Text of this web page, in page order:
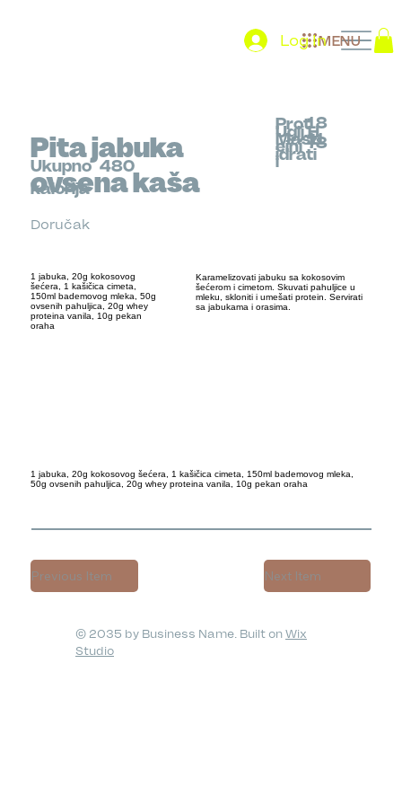
MENU
Log In
Pita jabuka
ovsena kaša
Doručak
Ukupno
kalorija
480
Prot
eini
Uglj.H
idrati
18
Mast
i
78
11
1 jabuka, 20g kokosovog
šećera, 1 kašičica cimeta,
150ml bademovog mleka, 50g
ovsenih pahuljica, 20g whey
proteina vanila, 10g pekan
oraha
Karamelizovati jabuku sa kokosovim
šećerom i cimetom. Skuvati pahuljice u
mleku, skloniti i umešati protein. Servirati
sa jabukama i orasima.
1 jabuka, 20g kokosovog šećera, 1 kašičica cimeta, 150ml bademovog mleka,
50g ovsenih pahuljica, 20g whey proteina vanila, 10g pekan oraha
Previous Item Next Item
© 2035 by Business Name. Built on Wix
Studio